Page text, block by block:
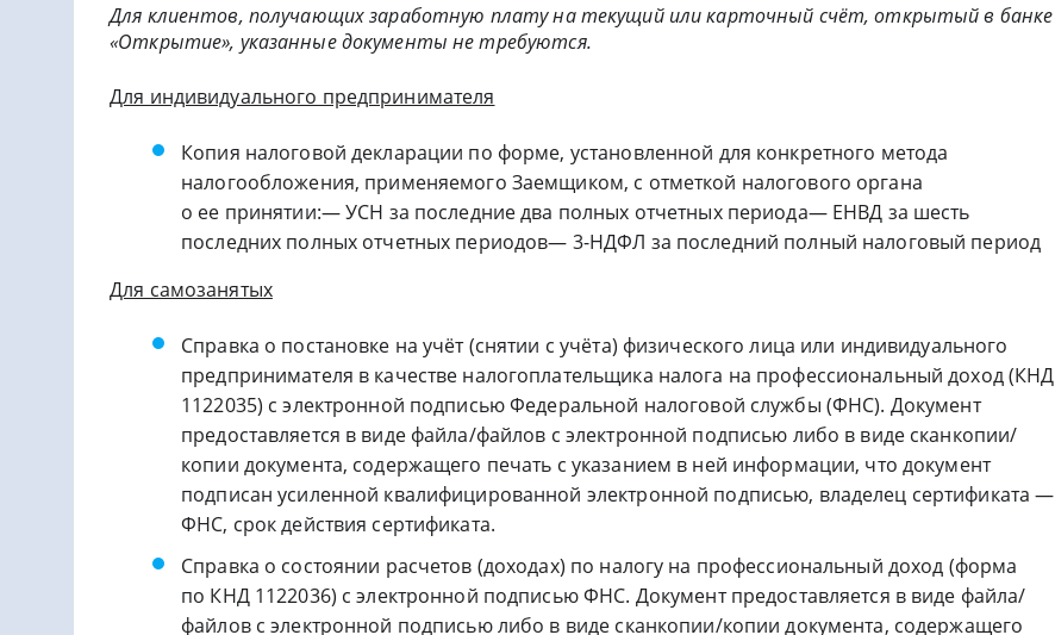
Для клиентов, получающих заработную плату на текущий или карточный счёт, открытый в банке
«Открытие», указанные документы не требуются.
Для индивидуального предпринимателя
Копия налоговой декларации по форме, установленной для конкретного метода
налогообложения, применяемого Заемщиком, с отметкой налогового органа
о ее принятии:— УСН за последние два полных отчетных периода— ЕНВД за шесть
последних полных отчетных периодов— 3-НДФЛ за последний полный налоговый период
Для самозанятых
Справка о постановке на учёт (снятии с учёта) физического лица или индивидуального
предпринимателя в качестве налогоплательщика налога на профессиональный доход (КНД
1122035) с электронной подписью Федеральной налоговой службы (ФНС). Документ
предоставляется в виде файла/файлов с электронной подписью либо в виде сканкопии/
копии документа, содержащего печать с указанием в ней информации, что документ
подписан усиленной квалифицированной электронной подписью, владелец сертификата —
ФНС, срок действия сертификата.
Справка о состоянии расчетов (доходах) по налогу на профессиональный доход (форма
по КНД 1122036) с электронной подписью ФНС. Документ предоставляется в виде файла/
файлов с электронной подписью либо в виде сканкопии/копии документа, содержащего